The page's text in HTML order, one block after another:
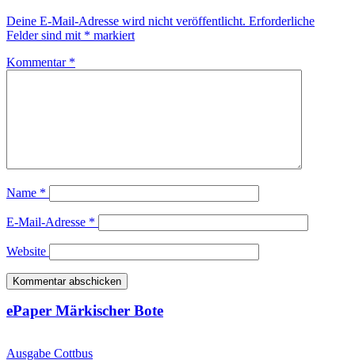
Deine E-Mail-Adresse wird nicht veröffentlicht. Erforderliche
Felder sind mit * markiert
Kommentar *
Name *
E-Mail-Adresse *
Website
ePaper Märkischer Bote
Ausgabe Cottbus